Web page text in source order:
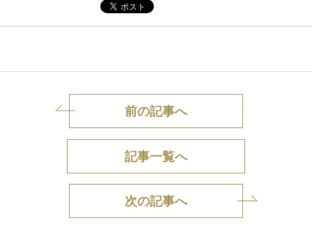
前の記事へ
記事一覧へ
次の記事へ